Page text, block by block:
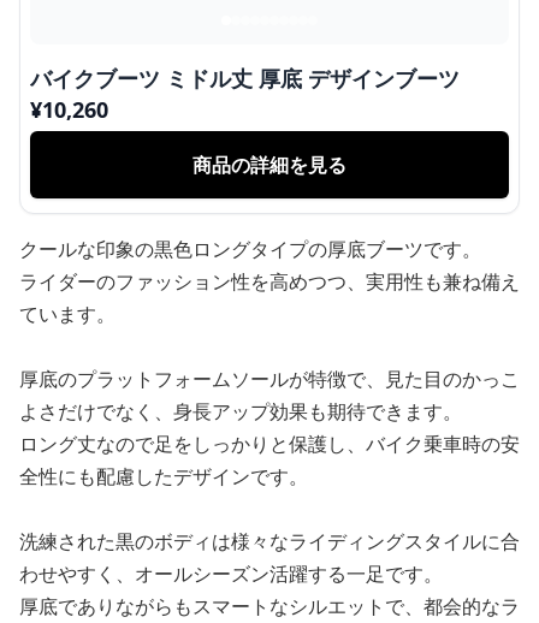
バイクブーツ ミドル丈 厚底 デザインブーツ
¥10,260
商品の詳細を見る
クールな印象の黒色ロングタイプの厚底ブーツです。
ライダーのファッション性を高めつつ、実用性も兼ね備え
ています。
厚底のプラットフォームソールが特徴で、見た目のかっこ
よさだけでなく、身長アップ効果も期待できます。
ロング丈なので足をしっかりと保護し、バイク乗車時の安
全性にも配慮したデザインです。
洗練された黒のボディは様々なライディングスタイルに合
わせやすく、オールシーズン活躍する一足です。
厚底でありながらもスマートなシルエットで、都会的なラ